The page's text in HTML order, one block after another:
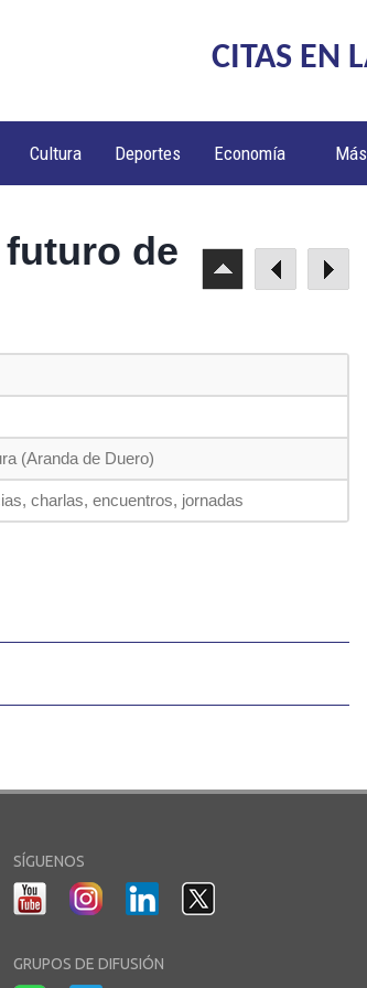
CITAS EN
Cultura Deportes Economía Más
de
(Aranda de Duero)
charlas, encuentros, jornadas
SÍGUENOS
GRUPOS DE DIFUSIÓN